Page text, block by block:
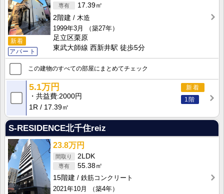
新着
アパート
17.39㎡
2階建
木造
1999年3月
（築27年）
足立区栗原
東武大師線 西新井駅 徒歩5分
この建物のすべての部屋にまとめてチェック
新着
1階
5.1万円
共益費 2000円
1R
17.39㎡
S-RESIDENCE北千住reiz
23.8万円
2LDK
55.38㎡
15階建
鉄筋コンクリート
2021年10月
（築4年）